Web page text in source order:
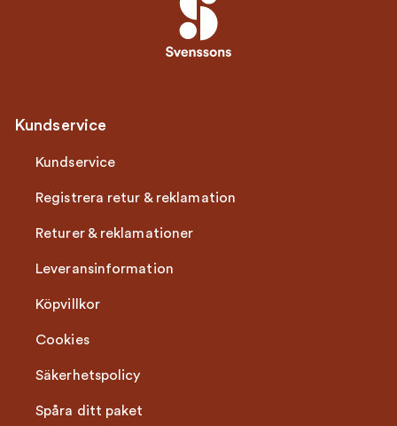
Kundservice
Kundservice
Registrera retur & reklamation
Returer & reklamationer
Leveransinformation
Köpvillkor
Cookies
Säkerhetspolicy
Spåra ditt paket